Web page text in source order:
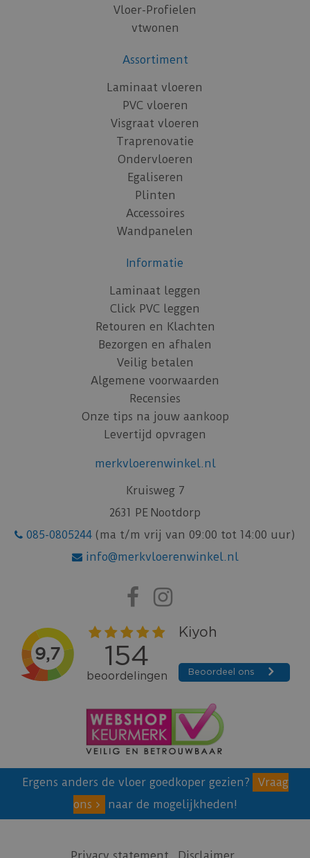
Vloer-Profielen
vtwonen
Assortiment
Laminaat vloeren
PVC vloeren
Visgraat vloeren
Traprenovatie
Ondervloeren
Egaliseren
Plinten
Accessoires
Wandpanelen
Informatie
Laminaat leggen
Click PVC leggen
Retouren en Klachten
Bezorgen en afhalen
Veilig betalen
Algemene voorwaarden
Recensies
Onze tips na jouw aankoop
Levertijd opvragen
merkvloerenwinkel.nl
Kruisweg 7
2631 PE Nootdorp
085-0805244 (ma t/m vrij van 09:00 tot 14:00 uur)
info@merkvloerenwinkel.nl
Ergens anders de vloer goedkoper gezien?
Vraag
ons
naar de mogelijkheden!